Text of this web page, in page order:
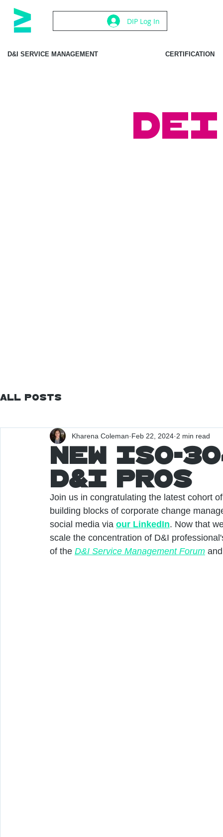
DIP Log In
D&I SERVICE MANAGEMENT CERTIFICATION
All Posts
New ISO-
D&I Pros
Kharena Coleman Feb 22, 2024 2 min read
Join us in congratulating the latest cohort
building blocks of corporate change
social media via our LinkedIn. Now that
scale the concentration of D&I
of the D&I Service Management Forum